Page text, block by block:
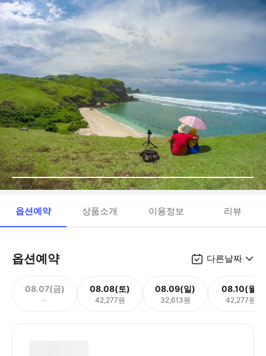
옵션예약 상품소개 이용정보 리뷰
옵션예약 다른날짜
08.07(금)
-
08.08(토)
42,277원
08.09(일)
32,613원
08.10(월)
42,277원